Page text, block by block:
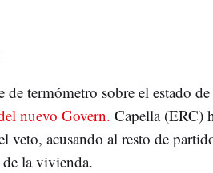
de termómetro sobre el estado
nuevo Govern. Capella (ERC)
veto, acusando al resto de
la vivienda.